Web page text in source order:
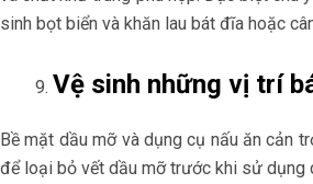
sinh bọt biển và khăn lau bát đĩa hoặc
Vệ sinh những vị trí
Bề mặt dầu mỡ và dụng cụ nấu ăn cản
để loại bỏ vết dầu mỡ trước khi sử dụng